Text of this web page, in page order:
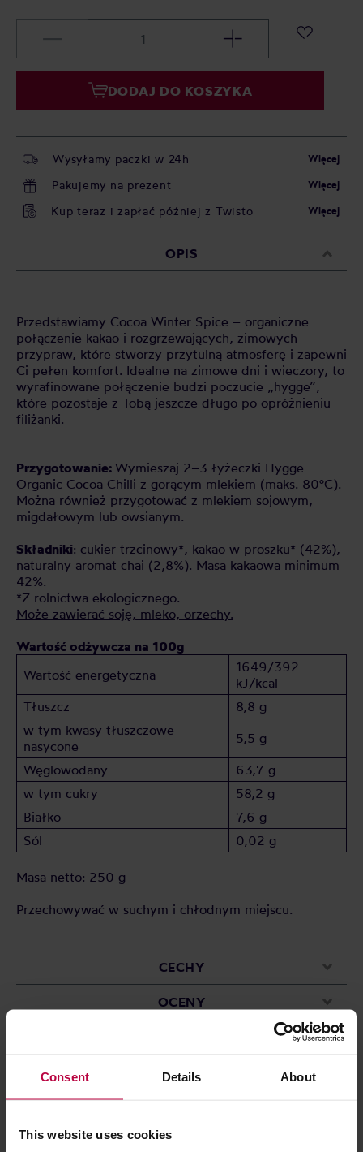
Consent Details About
This website uses cookies
DODAJ DO KOSZYKA
Wysyłamy paczki w 24h Więcej
Pakujemy na prezent Więcej
Kup teraz i zapłać później z Twisto Więcej
OPIS
Przedstawiamy Cocoa Winter Spice – organiczne
połączenie kakao i rozgrzewających, zimowych
przypraw, które stworzy przytulną atmosferę i zapewni
Ci pełen komfort. Idealne na zimowe dni i wieczory, to
wyrafinowane połączenie budzi poczucie „hygge”,
które pozostaje z Tobą jeszcze długo po opróżnieniu
filiżanki.
Przygotowanie: Wymieszaj 2–3 łyżeczki Hygge
Organic Cocoa Chilli z gorącym mlekiem (maks. 80°C).
Można również przygotować z mlekiem sojowym,
migdałowym lub owsianym.
Składniki: cukier trzcinowy*, kakao w proszku* (42%),
naturalny aromat chai (2,8%). Masa kakaowa minimum
42%.
*Z rolnictwa ekologicznego.
Może zawierać soję, mleko, orzechy.
Wartość odżywcza na 100g
Wartość energetyczna
1649/392
kJ/kcal
Tłuszcz
8,8 g
w tym kwasy tłuszczowe
nasycone
5,5 g
Węglowodany
63,7 g
w tym cukry
58,2 g
Białko
7,6 g
Sól
0,02 g
Masa netto: 250 g
Przechowywać w suchym i chłodnym miejscu.
CECHY
OCENY
Może Cię zainteresować